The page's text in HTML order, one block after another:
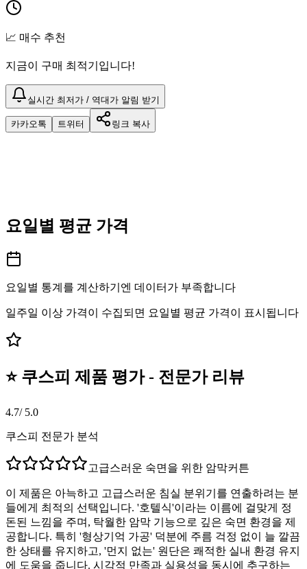
📈 매수 추천
지금이 구매 최적기입니다!
실시간 최저가 / 역대가 알림 받기
카카오톡 트위터 링크 복사
요일별 평균 가격
요일별 통계를 계산하기엔 데이터가 부족합니다
일주일 이상 가격이 수집되면 요일별 평균 가격이 표시됩니다
⭐ 쿠스피 제품 평가 - 전문가 리뷰
4.7/ 5.0
쿠스피 전문가 분석
고급스러운 숙면을 위한 암막커튼
이 제품은 아늑하고 고급스러운 침실 분위기를 연출하려는 분
들에게 최적의 선택입니다. '호텔식'이라는 이름에 걸맞게 정
돈된 느낌을 주며, 탁월한 암막 기능으로 깊은 숙면 환경을 제
공합니다. 특히 '형상기억 가공' 덕분에 주름 걱정 없이 늘 깔끔
한 상태를 유지하고, '먼지 없는' 원단은 쾌적한 실내 환경 유지
에 도움을 줍니다. 시각적 만족과 실용성을 동시에 추구하는